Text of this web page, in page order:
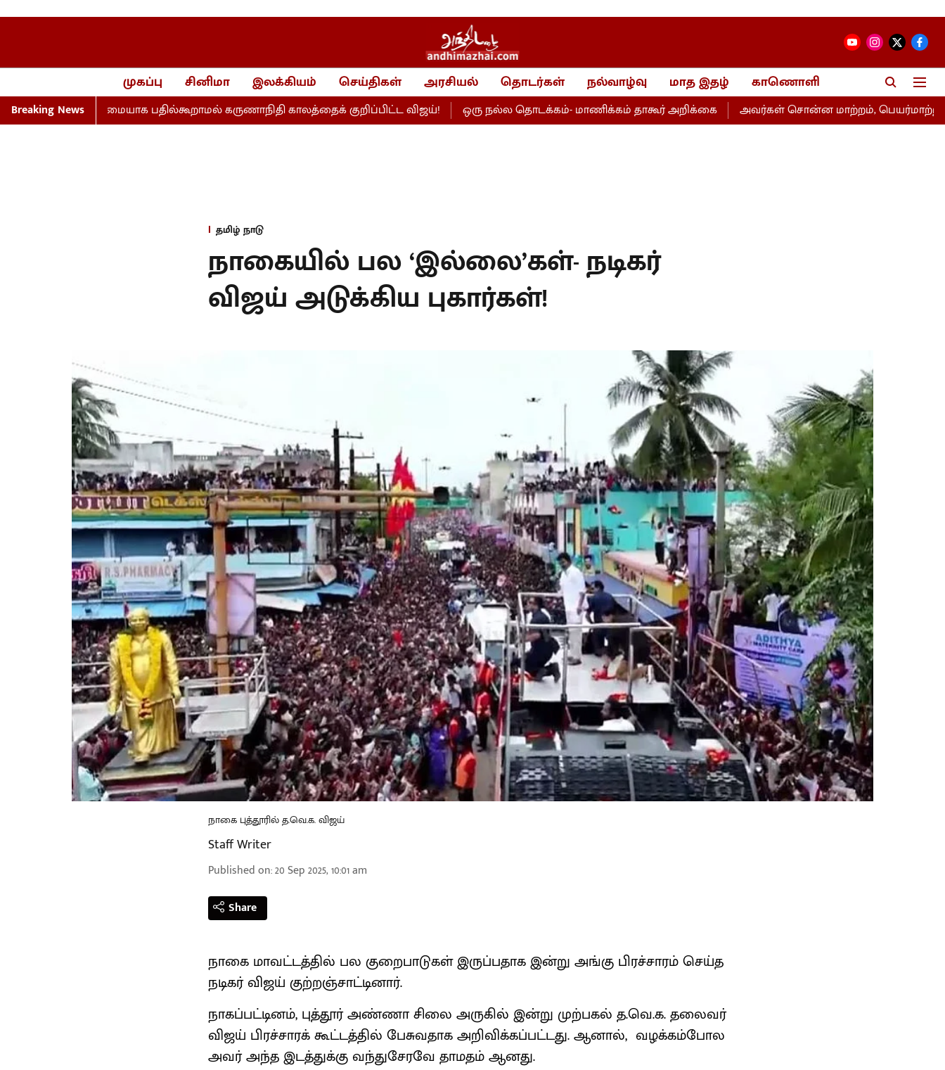
முகப்பு சினிமா இலக்கியம் செய்திகள் அரசியல் தொடர்கள் நல்வாழ்வு மாத இதழ் காணொளி
Breaking News
முழுமையாக பதில்கூறாமல் கருணாநிதி காலத்தைக் குறிப்பிட்ட விஜய்! ஒரு நல்ல தொடக்கம்- மாணிக்கம் தாகூர் அறிக்கை அவர்கள் சொன்ன மாற்றம், பெயர்மாற்றம்தான்-
தமிழ் நாடு
நாகையில் பல ‘இல்லை’கள்- நடிகர்
விஜய் அடுக்கிய புகார்கள்!
நாகை புத்தூரில் த.வெ.க. விஜய்
Staff Writer
Published on:20 Sep 2025, 10:01 am
Share
நாகை மாவட்டத்தில் பல குறைபாடுகள் இருப்பதாக இன்று அங்கு பிரச்சாரம் செய்த
நடிகர் விஜய் குற்றஞ்சாட்டினார்.
நாகப்பட்டினம், புத்தூர் அண்ணா சிலை அருகில் இன்று முற்பகல் த.வெ.க. தலைவர்
விஜய் பிரச்சாரக் கூட்டத்தில் பேசுவதாக அறிவிக்கப்பட்டது. ஆனால், வழக்கம்போல
அவர் அந்த இடத்துக்கு வந்துசேரவே தாமதம் ஆனது.